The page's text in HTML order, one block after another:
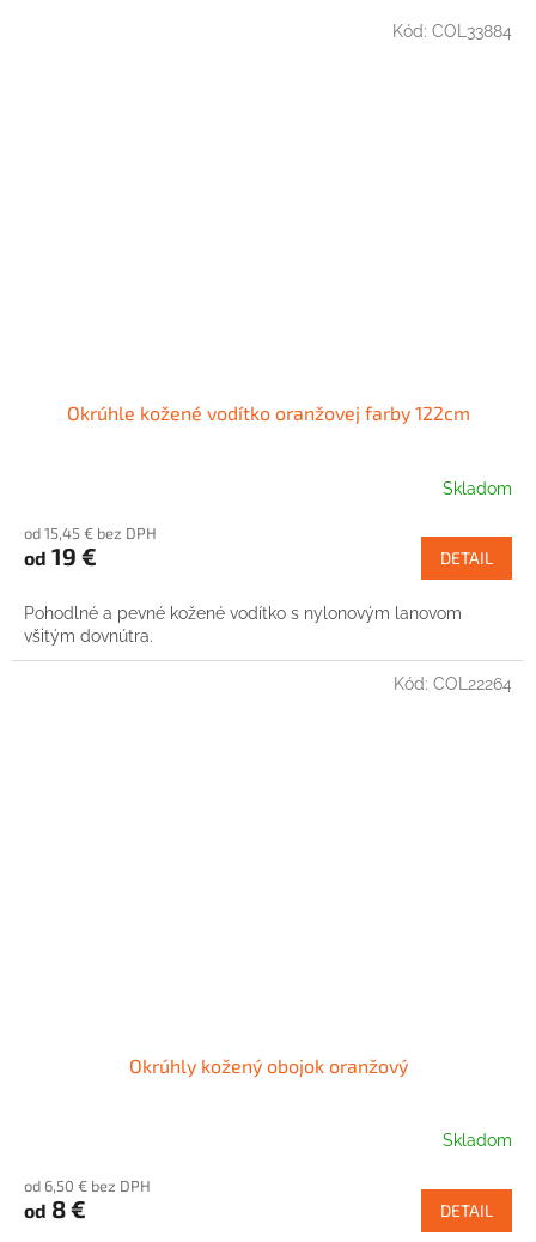
Okrúhle kožené vodítko oranžovej farby 122cm
Skladom
od 15,45 € bez DPH
od 19 € DETAIL
Pohodlné a pevné kožené vodítko s nylonovým lanovom
všitým dovnútra.
Kód: COL33884
Okrúhly kožený obojok oranžový
Skladom
od 6,50 € bez DPH
od 8 € DETAIL
Kód: COL22264